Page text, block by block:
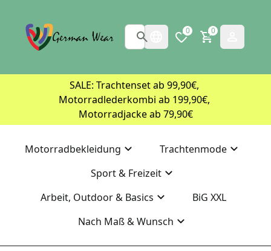
0 0
SALE: Trachtenset ab 99,90€,
Motorradlederkombi ab 199,90€,
Motorradjacke ab 79,90€
Motorradbekleidung
Trachtenmode
Sport & Freizeit
Arbeit, Outdoor & Basics
BiG XXL
Nach Maß & Wunsch